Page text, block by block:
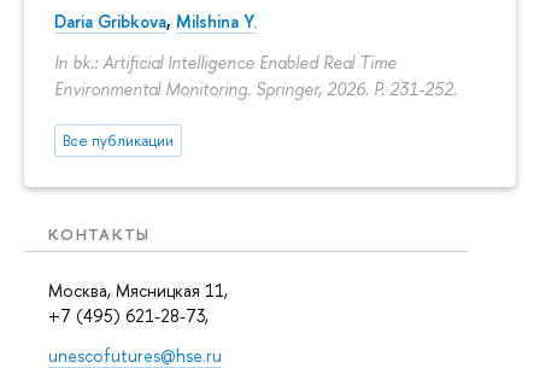
Daria Gribkova, Milshina Y.
In bk.: Artificial Intelligence Enabled Real Time
Environmental Monitoring. Springer, 2026. P. 231-252.
Все публикации
КОНТАКТЫ
Москва, Мясницкая 11,
+7 (495) 621-28-73,
unescofutures@hse.ru